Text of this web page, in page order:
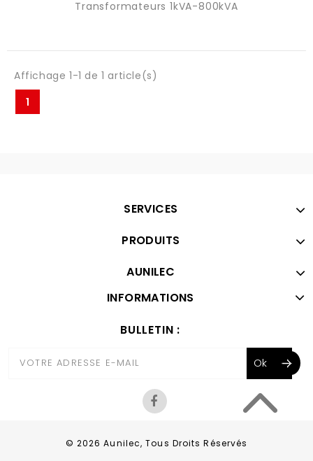
Transformateurs 1kVA-800kVA
Affichage 1-1 de 1 article(s)
1
SERVICES
PRODUITS
AUNILEC
INFORMATIONS
BULLETIN :
© 2026 Aunilec, Tous Droits Réservés